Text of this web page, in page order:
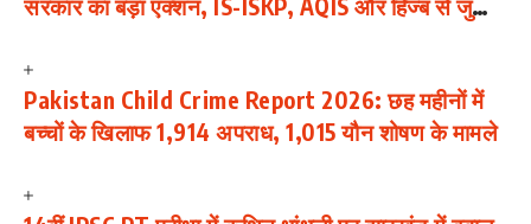
Pakistan Child Crime Report 2026: छह महीनों में
बच्चों के खिलाफ 1,914 अपराध, 1,015 यौन शोषण के मामले